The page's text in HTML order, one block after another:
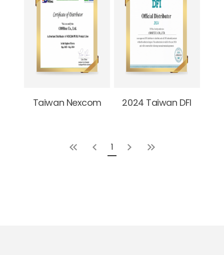
Taiwan Nexcom 2024 Taiwan DFI
1